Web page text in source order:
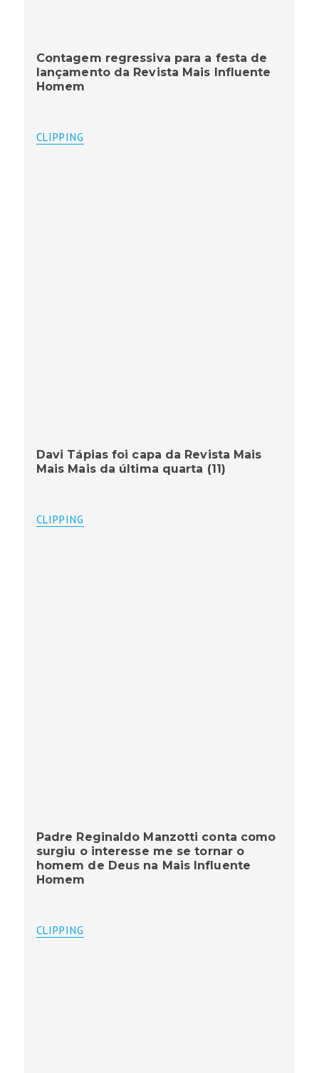
Contagem regressiva para a festa de
lançamento da Revista Mais Influente
Homem
CLIPPING
Davi Tápias foi capa da Revista Mais
Mais Mais da última quarta (11)
CLIPPING
Padre Reginaldo Manzotti conta como
surgiu o interesse me se tornar o
homem de Deus na Mais Influente
Homem
CLIPPING